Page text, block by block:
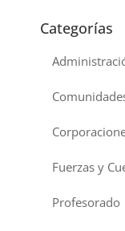
Categorías
Fuerzas y
Profesorado